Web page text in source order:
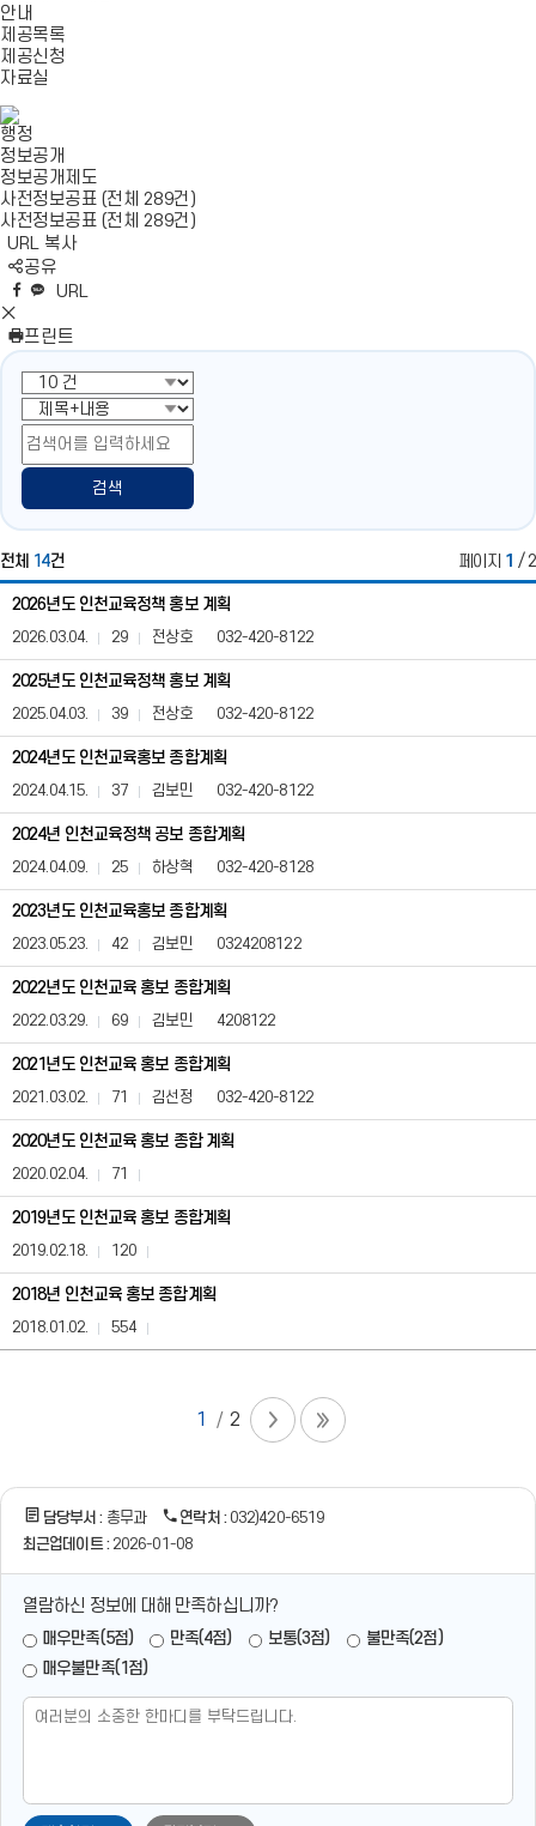
안내
제공목록
제공신청
자료실
행정
정보공개
정보공개제도
사전정보공표 (전체 289건)
사전정보공표 (전체 289건)
URL 복사
공유
N
영
역
펼
치
기
네
이
버
밴
엑
스
공
유
페
스
북
공
유
카
오
톡
공
유
URL
S
N
S
영
역
닫
기
프린트
검색
전체 14건 페이지 1 / 2
교
육
홍
보
(사
정
공
표)
게
시
은
번
호,
제
등
일,
조
회
수,
부,
당
자,
연
락
처
정
보
를
제
2026년도 인천교육정책 홍보 계획
2026.03.04. 29 전상호 032-420-8122
2025년도 인천교육정책 홍보 계획
2025.04.03. 39 전상호 032-420-8122
2024년도 인천교육홍보 종합계획
2024.04.15. 37 김보민 032-420-8122
2024년 인천교육정책 공보 종합계획
2024.04.09. 25 하상혁 032-420-8128
2023년도 인천교육홍보 종합계획
2023.05.23. 42 김보민 0324208122
2022년도 인천교육 홍보 종합계획
2022.03.29. 69 김보민 4208122
2021년도 인천교육 홍보 종합계획
2021.03.02. 71 김선정 032-420-8122
2020년도 인천교육 홍보 종합 계획
2020.02.04. 71
2019년도 인천교육 홍보 종합계획
2019.02.18. 120
2018년 인천교육 홍보 종합계획
2018.01.02. 554
1 2
담당부서 : 총무과 연락처 : 032)420-6519
최근업데이트 : 2026-01-08
열람하신 정보에 대해 만족하십니까?
매우만족(5점) 만족(4점) 보통(3점)
불만족(2점)
매우불만족(1점)